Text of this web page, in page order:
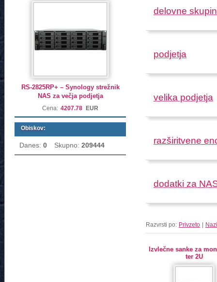
RS-2825RP+ – Synology strežnik
NAS za večja podjetja
Cena: 4207.78 EUR
Obiskov:
Danes: 0 Skupno: 209444
delovne
podjetja
velika podjetja
razširitvene
dodatki za
Razvrsti po: Privzeto
Izvlečne sanke za
ter 2U